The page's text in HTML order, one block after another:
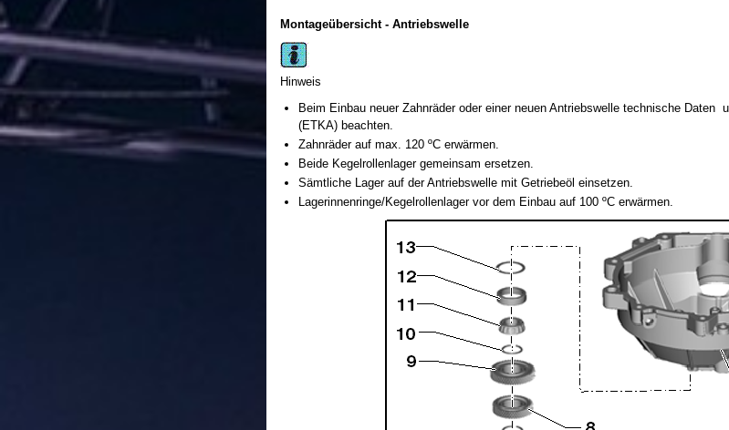
Montageübersicht - Antriebswelle
Hinweis
Beim Einbau neuer Zahnräder oder einer neuen Antriebswelle technische
(ETKA) beachten.
Zahnräder auf max. 120 ºC erwärmen.
Beide Kegelrollenlager gemeinsam ersetzen.
Sämtliche Lager auf der Antriebswelle mit Getriebeöl einsetzen.
Lagerinnenringe/Kegelrollenlager vor dem Einbau auf 100 ºC erwärmen.